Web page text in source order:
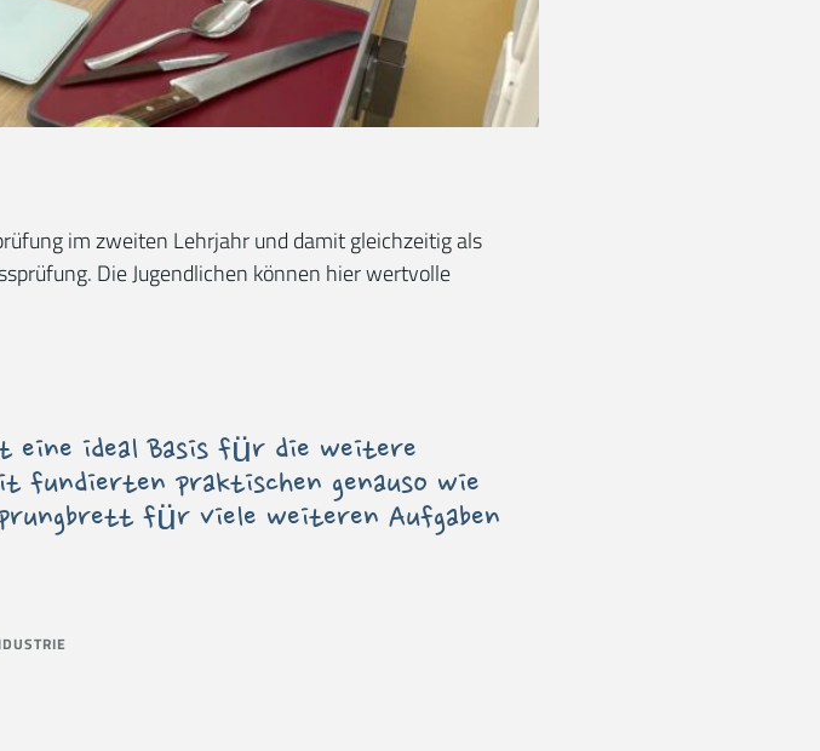
im zweiten Lehrjahr und damit gleichzeitig als
Die Jugendlichen können hier wertvolle
eine ideal Basis für die weitere
fundierten praktischen genauso wie
für viele weiteren Aufgaben